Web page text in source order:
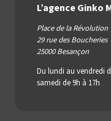
L’agence Ginko
Place de la Révolution
29 rue des Boucheries
25000 Besançon
Du lundi au vendredi
samedi de 9h à 17h